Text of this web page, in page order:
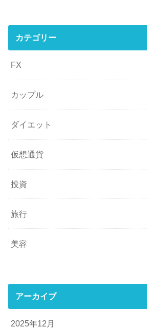
カテゴリー
FX
カップル
ダイエット
仮想通貨
投資
旅行
美容
アーカイブ
2025年12月